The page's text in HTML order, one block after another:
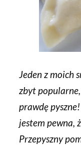
Jeden z moich
zbyt
prawdę
jestem pewna,
Przepyszny